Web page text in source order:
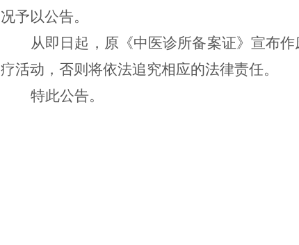
况予以公告。
从即日 起，原《中医诊所备案证》 宣布作
疗活动，否则将依法追究相应的法律责任。
特此公告。